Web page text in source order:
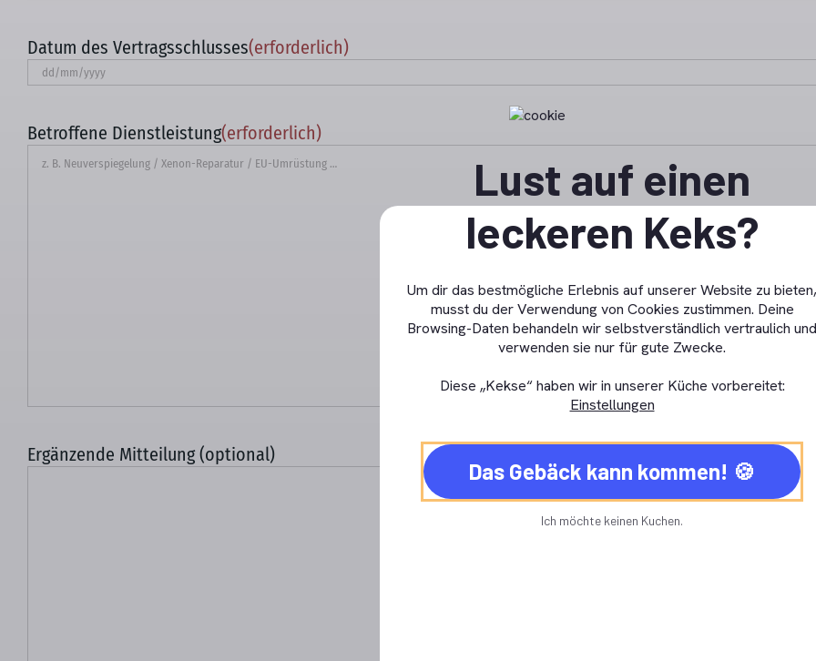
Datum des Vertragsschlusses(erforderlich)
TT
MM
Schrägstrich
JJJJ
Betroffene Dienstleistung(erforderlich)
Ergänzende Mitteilung (optional)
Lust auf einen
leckeren Keks?
Um dir das bestmögliche Erlebnis auf unserer Website zu bieten,
musst du der Verwendung von Cookies zustimmen. Deine
Browsing-Daten behandeln wir selbstverständlich vertraulich und
verwenden sie nur für gute Zwecke.
Diese „Kekse“ haben wir in unserer Küche vorbereitet:
Einstellungen
Das Gebäck kann kommen!
Ich möchte keinen Kuchen.
GDPR Cookie-Banner schließen